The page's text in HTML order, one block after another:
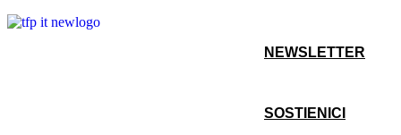
NEWSLETTER
SOSTIENICI